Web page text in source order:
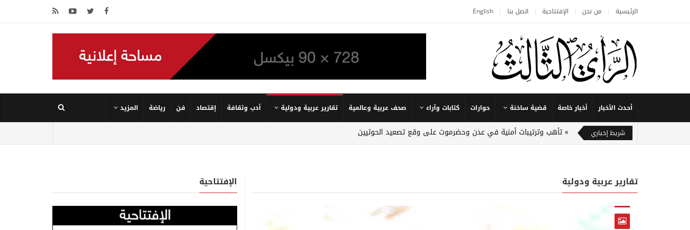
الرئيسية من نحن الإفتتاحية اتصل بنا English
أحدث الأخبار أخبار خاصة قضية ساخنة حوارات كتابات وآراء صحف عربية وعالمية تقارير عربية ودولية أدب وثقافة إقتصاد فن رياضة المزيد
شريط إخباري تأهب وترتيبات أمنية في عدن وحضرموت على وقع تصعيد الحوثيين
تقارير عربية ودولية الإفتتاحية